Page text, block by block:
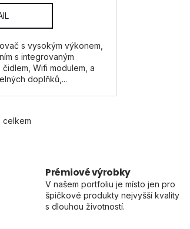
s vysokým výkonem,
s integrovaným
Wifi modulem, a
doplňků,...
Prémiové výrobky
V našem portfoliu je místo jen pro
špičkové produkty nejvyšší kvality
s dlouhou životností.